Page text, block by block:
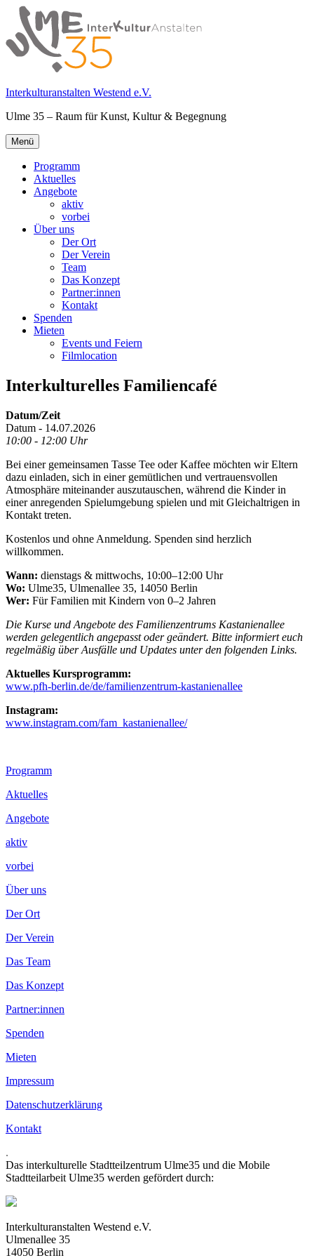
Springe
zum
Inhalt
Interkulturanstalten Westend e.V.
Ulme 35 – Raum für Kunst, Kultur & Begegnung
Primäres
Menü
Menü
Programm
Aktuelles
Angebote
aktiv
vorbei
Über uns
Der Ort
Der Verein
Team
Das Konzept
Partner:innen
Kontakt
Spenden
Mieten
Events und Feiern
Filmlocation
Interkulturelles Familiencafé
Datum/Zeit
Datum - 14.07.2026
10:00 - 12:00 Uhr
Bei einer gemeinsamen Tasse Tee oder Kaffee möchten wir Eltern
dazu einladen, sich in einer gemütlichen und vertrauensvollen
Atmosphäre miteinander auszutauschen, während die Kinder in
einer anregenden Spielumgebung spielen und mit Gleichaltrigen in
Kontakt treten.
Kostenlos und ohne Anmeldung. Spenden sind herzlich
willkommen.
Wann: dienstags & mittwochs, 10:00–12:00 Uhr
Wo: Ulme35, Ulmenallee 35, 14050 Berlin
Wer: Für Familien mit Kindern von 0–2 Jahren
Die Kurse und Angebote des Familienzentrums Kastanienallee
werden gelegentlich angepasst oder geändert. Bitte informiert euch
regelmäßig über Ausfälle und Updates unter den folgenden Links.
Aktuelles Kursprogramm:
www.pfh-berlin.de/de/familienzentrum-kastanienallee
Instagram:
www.instagram.com/fam_kastanienallee/
Footer
Inhalt
Programm
Aktuelles
Angebote
aktiv
vorbei
Über uns
Der Ort
Der Verein
Das Team
Das Konzept
Partner:innen
Spenden
Mieten
Impressum
Datenschutzerklärung
Kontakt
.
Das interkulturelle Stadtteilzentrum Ulme35 und die Mobile
Stadtteilarbeit Ulme35 werden gefördert durch:
Interkulturanstalten Westend e.V.
Ulmenallee 35
14050 Berlin